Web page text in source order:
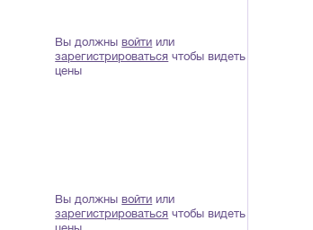
Вы должнывойти или
зарегистрироваться чтобы видеть
цены
Вы должнывойти или
зарегистрироваться чтобы видеть